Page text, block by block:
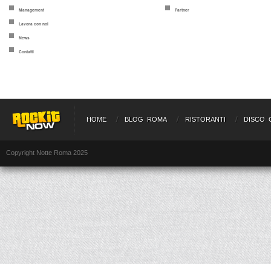
Management
Lavora con noi
News
Contatti
Partner
HOME BLOG ROMA RISTORANTI DISCO
Copyright Notte Roma 2025